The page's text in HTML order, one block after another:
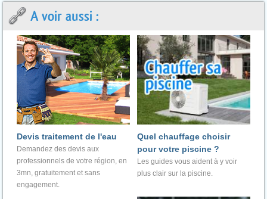
A voir aussi :
Devis traitement de l'eau
Demandez des devis aux
professionnels de votre région, en
3mn, gratuitement et sans
engagement.
Quel chauffage choisir
pour votre piscine ?
Les guides vous aident à y voir
plus clair sur la piscine.